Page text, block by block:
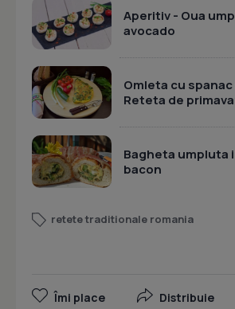
Aperitiv - Oua
avocado
Omleta cu
Reteta de
Bagheta umpluta
bacon
retete traditionale romania
Îmi place Distribuie